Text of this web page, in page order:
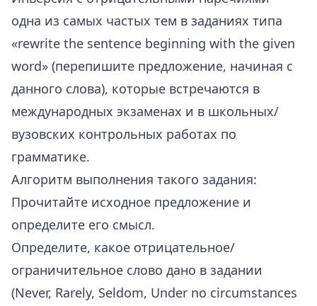
одна из самых частых тем в заданиях типа
«rewrite the sentence beginning with the given
word» (перепишите предложение, начиная с
данного слова), которые встречаются в
международных экзаменах и в школьных/
вузовских контрольных работах по
грамматике.
Алгоритм выполнения такого задания:
Прочитайте исходное предложение и
определите его смысл.
Определите, какое отрицательное/
ограничительное слово дано в задании
(Never, Rarely, Seldom, Under no circumstances